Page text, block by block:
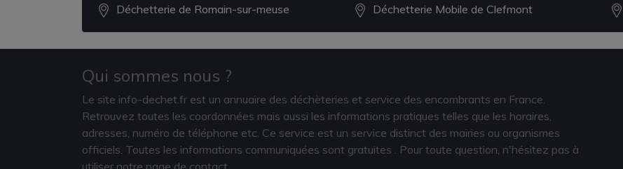
Déchetterie de Romain-sur-meuse Déchetterie Mobile de Clefmont
Qui sommes nous ?
Le site info-dechet.fr est un annuaire des déchèteries et service des encombrants en France.
Retrouvez toutes les coordonnées mais aussi les informations pratiques telles que les horaires,
adresses, numéro de téléphone etc. Ce service est un service distinct des mairies ou organismes
officiels. Toutes les informations communiquées sont gratuites . Pour toute question, n'hésitez pas à
utiliser notre page de contact.